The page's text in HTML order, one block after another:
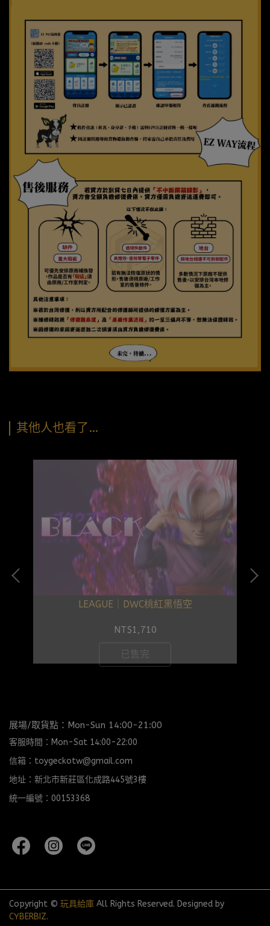
其他人也看了…
LEAGUE｜DWC桃紅黑悟空
NT$1,710
已售完
展場/取貨點：Mon-Sun 14:00-21:00
客服時間：Mon-Sat 14:00-22:00
信箱：toygeckotw@gmail.com
地址：新北市新莊區化成路445號3樓
統一編號：00153368
Copyright © 玩具給庫 All Rights Reserved. Designed by
CYBERBIZ.